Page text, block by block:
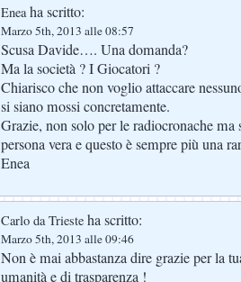
Eneaha scritto:
Marzo 5th, 2013 alle 08:57
Scusa Davide…. Una domanda?
Ma la società ? I Giocatori ?
Chiarisco che non voglio attaccare
si siano mossi concretamente.
Grazie, non solo per le radiocronache ma
persona vera e questo è sempre più una
Enea
Carlo da Trieste ha scritto:
Marzo 5th, 2013 alle 09:46
Non è mai abbastanza dire grazie per la
umanità e di trasparenza !